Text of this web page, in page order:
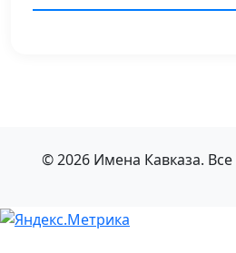
© 2026 Имена Кавказа.